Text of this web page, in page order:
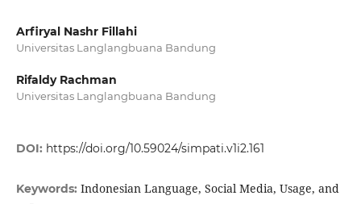
Arfiryal Nashr Fillahi
Universitas Langlangbuana Bandung
Rifaldy Rachman
Universitas Langlangbuana Bandung
DOI: https://doi.org/10.59024/simpati.v1i2.161
Keywords: Indonesian Language, Social Media, Usage, and